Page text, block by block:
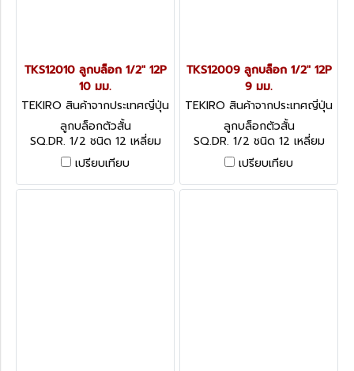
TKS12010 ลูกบล็อก 1/2" 12P
10 มม.
TEKIRO สินค้าจากประเทศญี่ปุ่น
TKS12010
ลูกบล็อกตัวสั้น
SQ.DR. 1/2 ชนิด 12 เหลี่ยม
เปรียบเทียบ
TKS12009 ลูกบล็อก 1/2" 12P
9 มม.
TEKIRO สินค้าจากประเทศญี่ปุ่น
TKS12009
ลูกบล็อกตัวสั้น
SQ.DR. 1/2 ชนิด 12 เหลี่ยม
เปรียบเทียบ